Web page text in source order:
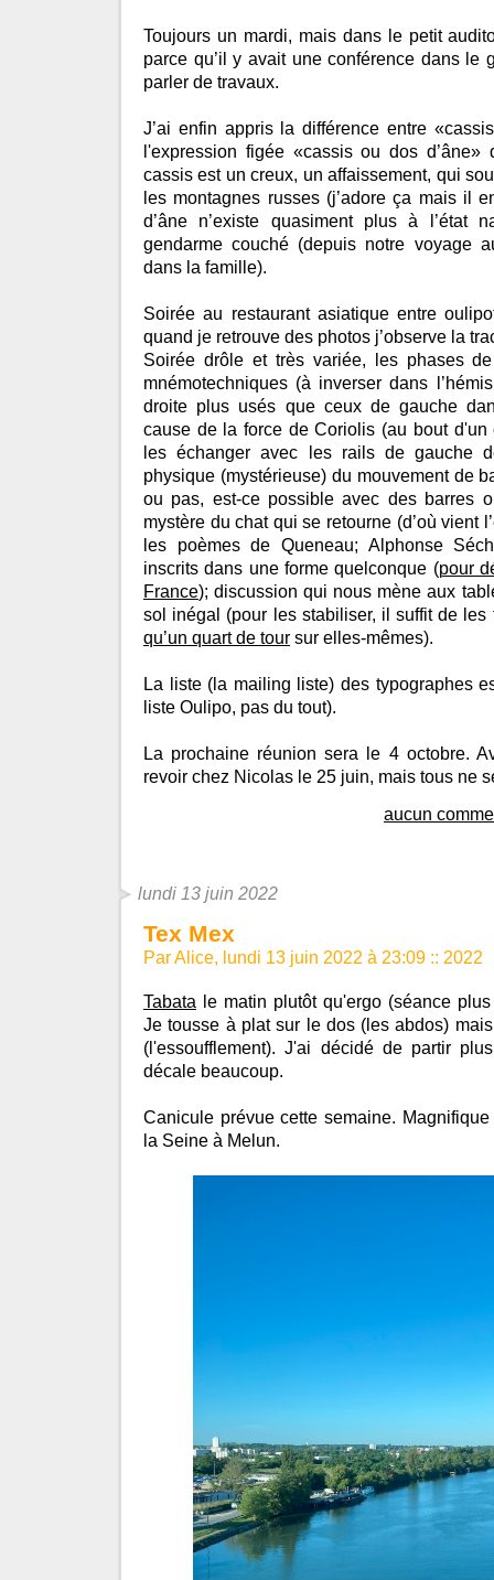
Toujours un mardi, mais dans le petit
parce qu’il y avait une conférence dans le
parler de travaux.
J’ai enfin appris la différence entre
l'expression figée «cassis ou dos
cassis est un creux, un affaissement, qui
les montagnes russes (j’adore ça mais il
d’âne n’existe quasiment plus à l’état
gendarme couché (depuis notre voyage
dans la famille).
Soirée au restaurant asiatique entre
quand je retrouve des photos j’observe la
Soirée drôle et très variée, les phases
mnémotechniques (à inverser dans
droite plus usés que ceux de gauche
cause de la force de Coriolis (au bout d'un
les échanger avec les rails de gauche
physique (mystérieuse) du mouvement de
ou pas, est-ce possible avec des barres
mystère du chat qui se retourne (d’où vient
les poèmes de Queneau; Alphonse
inscrits dans une forme quelconque (pour
France); discussion qui nous mène aux
sol inégal (pour les stabiliser, il suffit de
qu’un quart de tour sur elles-mêmes).
La liste (la mailing liste) des typographes
liste Oulipo, pas du tout).
La prochaine réunion sera le 4 octobre.
revoir chez Nicolas le 25 juin, mais tous ne
aucun
lundi 13 juin 2022
Tex Mex
Par Alice, lundi 13 juin 2022 à 23:09 :: 2022
Tabata le matin plutôt qu'ergo (séance
Je tousse à plat sur le dos (les abdos)
(l'essoufflement). J'ai décidé de partir
décale beaucoup.
Canicule prévue cette semaine.
la Seine à Melun.